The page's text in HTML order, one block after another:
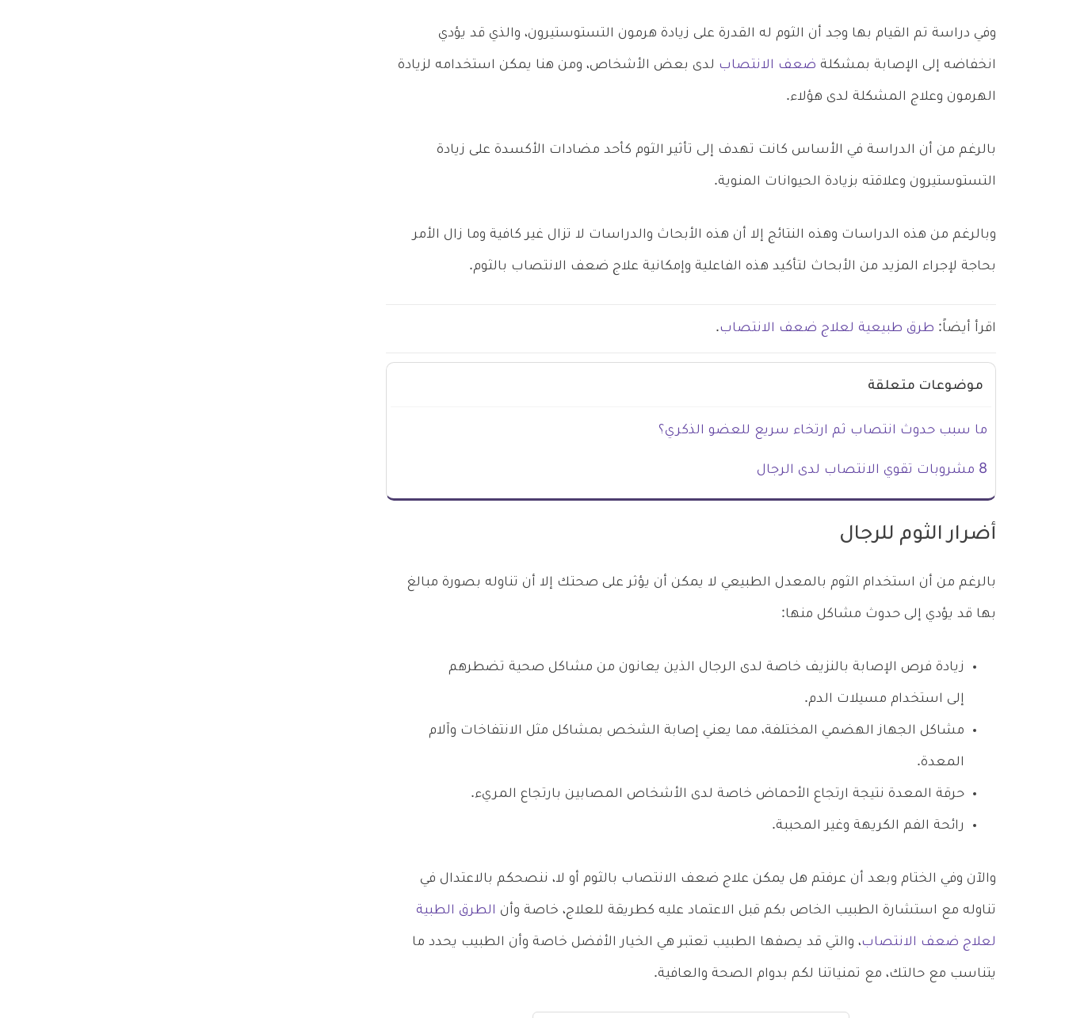
وفي دراسة تم القيام بها وجد أن الثوم له القدرة على زيادة هرمون التستوستيرون، والذي قد يؤدي
انخفاضه إلى الإصابة بمشكلة ضعف الانتصاب لدى بعض الأشخاص، ومن هنا يمكن استخدامه لزيادة
الهرمون وعلاج المشكلة لدى هؤلاء.
بالرغم من أن الدراسة في الأساس كانت تهدف إلى تأثير الثوم كأحد مضادات الأكسدة على زيادة
التستوستيرون وعلاقته بزيادة الحيوانات المنوية.
وبالرغم من هذه الدراسات وهذه النتائج إلا أن هذه الأبحاث والدراسات لا تزال غير كافية وما زال الأمر
بحاجة لإجراء المزيد من الأبحاث لتأكيد هذه الفاعلية وإمكانية علاج ضعف الانتصاب بالثوم.
اقرأ أيضاً: طرق طبيعية لعلاج ضعف الانتصاب.
موضوعات متعلقة
ما سبب حدوث انتصاب ثم ارتخاء سريع للعضو الذكري؟
8 مشروبات تقوي الانتصاب لدى الرجال
أضرار الثوم للرجال
بالرغم من أن استخدام الثوم بالمعدل الطبيعي لا يمكن أن يؤثر على صحتك إلا أن تناوله بصورة مبالغ
بها قد يؤدي إلى حدوث مشاكل منها:
زيادة فرص الإصابة بالنزيف خاصة لدى الرجال الذين يعانون من مشاكل صحية تضطرهم
إلى استخدام مسيلات الدم.
مشاكل الجهاز الهضمي المختلفة، مما يعني إصابة الشخص بمشاكل مثل الانتفاخات وآلام
المعدة.
حرقة المعدة نتيجة ارتجاع الأحماض خاصة لدى الأشخاص المصابين بارتجاع المريء.
رائحة الفم الكريهة وغير المحببة.
والآن وفي الختام وبعد أن عرفتم هل يمكن علاج ضعف الانتصاب بالثوم أو لا، ننصحكم بالاعتدال في
تناوله مع استشارة الطبيب الخاص بكم قبل الاعتماد عليه كطريقة للعلاج، خاصة وأن الطرق الطبية
لعلاج ضعف الانتصاب، والتي قد يصفها الطبيب تعتبر هي الخيار الأفضل خاصة وأن الطبيب يحدد ما
يتناسب مع حالتك، مع تمنياتنا لكم بدوام الصحة والعافية.